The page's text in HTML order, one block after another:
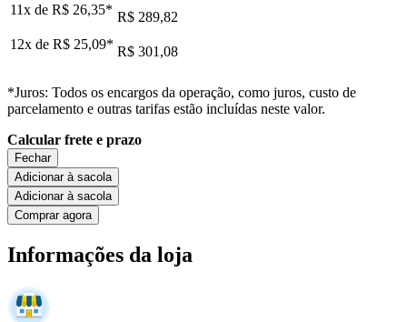
11x de R$ 26,35* R$ 289,82
12x de R$ 25,09* R$ 301,08
*Juros: Todos os encargos da operação, como juros, custo de
parcelamento e outras tarifas estão incluídas neste valor.
Calcular frete e prazo
Fechar
Adicionar à sacola
Adicionar à sacola
Comprar agora
Informações da loja